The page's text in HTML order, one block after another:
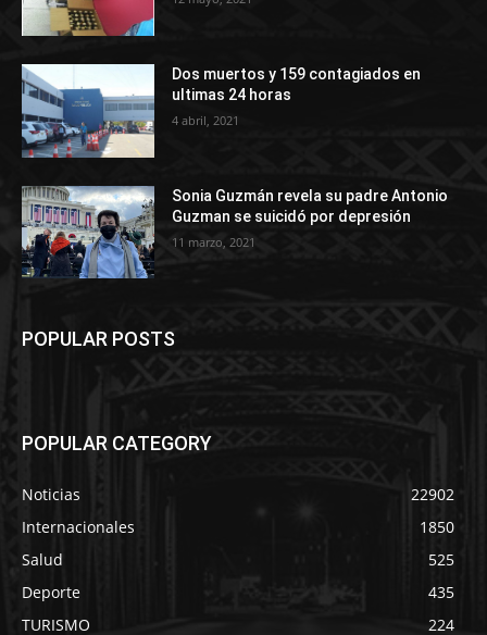
Dos muertos y 159 contagiados en
ultimas 24 horas
4 abril, 2021
Sonia Guzmán revela su padre Antonio
Guzman se suicidó por depresión
11 marzo, 2021
POPULAR POSTS
POPULAR CATEGORY
Noticias
22902
Internacionales
1850
Salud
525
Deporte
435
TURISMO
224